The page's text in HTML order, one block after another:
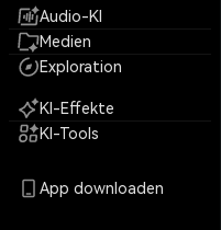
Audio-KI
Medien
Exploration
KI-Effekte
KI-Tools
App downloaden